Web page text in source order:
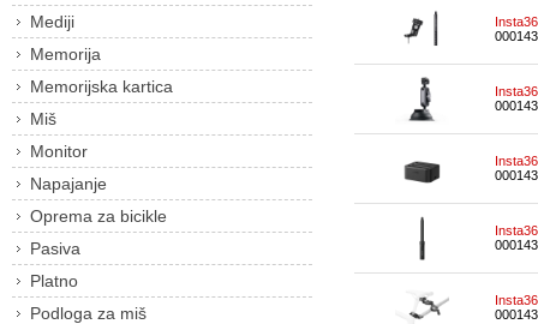
Mediji
Memorija
Memorijska kartica
Miš
Monitor
Napajanje
Oprema za bicikle
Pasiva
Platno
Podloga za miš